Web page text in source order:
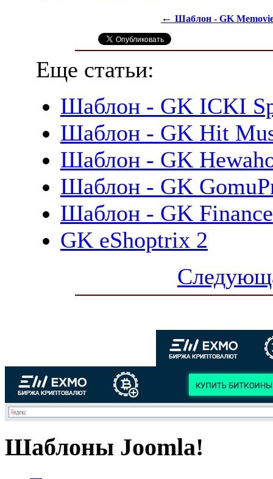
← Шаблон - GK
Еще статьи:
Шаблон - GK ICKI
Шаблон - GK Hit
Шаблон - GK
Шаблон - GK
Шаблон - GK Finance
GK eShoptrix 2
Шаблоны Joomla!